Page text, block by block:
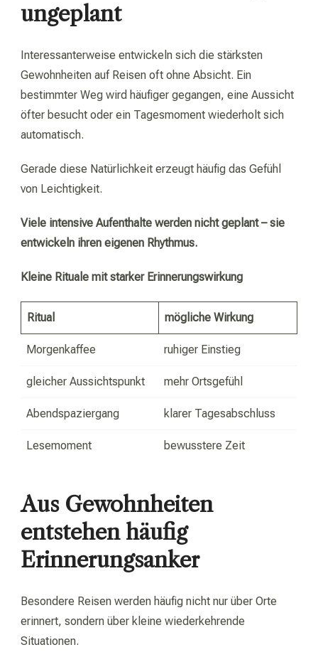
ungeplant
Interessanterweise entwickeln sich die stärksten
Gewohnheiten auf Reisen oft ohne Absicht. Ein
bestimmter Weg wird häufiger gegangen, eine Aussicht
öfter besucht oder ein Tagesmoment wiederholt sich
automatisch.
Gerade diese Natürlichkeit erzeugt häufig das Gefühl
von Leichtigkeit.
Viele intensive Aufenthalte werden nicht geplant – sie
entwickeln ihren eigenen Rhythmus.
Kleine Rituale mit starker Erinnerungswirkung
Ritual mögliche Wirkung
Morgenkaffee ruhiger Einstieg
gleicher Aussichtspunkt mehr Ortsgefühl
Abendspaziergang klarer Tagesabschluss
Lesemoment bewusstere Zeit
Aus Gewohnheiten
entstehen häufig
Erinnerungsanker
Besondere Reisen werden häufig nicht nur über Orte
erinnert, sondern über kleine wiederkehrende
Situationen.